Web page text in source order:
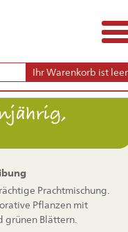
Ihr Warenkorb ist
Prachtmischung.
Pflanzen mit
grünen Blättern.